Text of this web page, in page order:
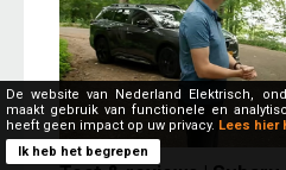
De website van Nederland Elektrisch,
maakt gebruik van functionele en
heeft geen impact op uw privacy. Lees hier
Ik heb het begrepen